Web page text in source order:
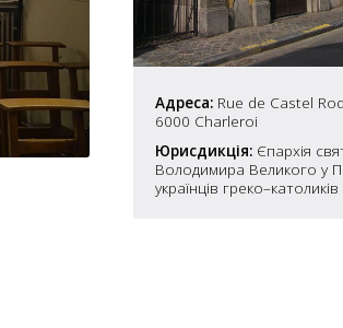
Адреса: Rue de Castel
6000 Charleroi
Юрисдикція: Єпархія
Володимира Великого у
українців
7
8
10
10
6
4